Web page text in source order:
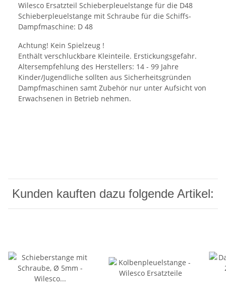
Wilesco Ersatzteil Schieberpleuelstange für die D48
Schieberpleuelstange mit Schraube für die Schiffs-
Dampfmaschine: D 48
Achtung! Kein Spielzeug !
Enthält verschluckbare Kleinteile. Erstickungsgefahr.
Altersempfehlung des Herstellers: 14 - 99 Jahre
Kinder/Jugendliche sollten aus Sicherheitsgründen
Dampfmaschinen samt Zubehör nur unter Aufsicht von
Erwachsenen in Betrieb nehmen.
Kunden kauften dazu folgende Artikel: